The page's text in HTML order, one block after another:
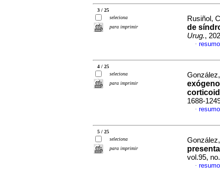
3 / 25
seleciona
para imprimir
Rusiñol,
de
Urug.,
·
4 / 25
seleciona
para imprimir
1688-
·
5 / 25
seleciona
para imprimir
vol.95,
·